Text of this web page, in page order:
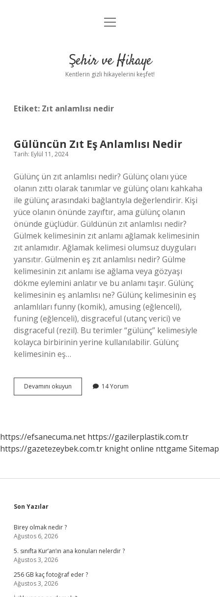
Anasayfa
Yasal Uyarı
menüyü
Şehir ve Hikaye
Kentlerin gizli hikayelerini keşfet!
Etiket: Zıt anlamlısı nedir
Gülüncün Zıt Eş Anlamlısı Nedir
Tarih: Eylül 11, 2024
Gülünç ün zıt anlamlısı nedir? Gülünç olanı yüce
olanın zıttı olarak tanımlar ve gülünç olanı kahkaha
ile gülünç arasındaki bağlantıyla değerlendirir. Kişi
yüce olanın önünde zayıftır, ama gülünç olanın
önünde güçlüdür. Güldünün zıt anlamlısı nedir?
Gülmek kelimesinin zıt anlamı ağlamak kelimesinin
zıt anlamıdır. Ağlamak kelimesi olumsuz duyguları
yansıtır. Gülmenin eş zıt anlamlısı nedir? Gülme
kelimesinin zıt anlamı ise ağlama veya gözyaşı
dökme eylemini anlatır ve bu anlamı taşır. Gülünç
kelimesinin eş anlamlısı ne? Gülünç kelimesinin eş
anlamlıları funny (komik), amusing (eğlenceli),
funing (eğlenceli), disgraceful (utanç verici) ve
disgraceful (rezil). Bu terimler “gülünç” kelimesiyle
kolayca birbirinin yerine kullanılabilir. Gülünç
kelimesinin eş…
Devamını okuyun Gülüncün
Zıt
14 Yorum
https://efsanecuma.net https://gazilerplastik.com.tr
https://gazetezeybek.com.tr knight online nttgame Sitemap
Sidebar
Son Yazılar
Birey olmak nedir ?
Ağustos 6, 2026
5. sınıfta Kur’an’ın ana konuları nelerdir ?
Ağustos 3, 2026
256 GB kaç fotoğraf eder ?
Ağustos 3, 2026